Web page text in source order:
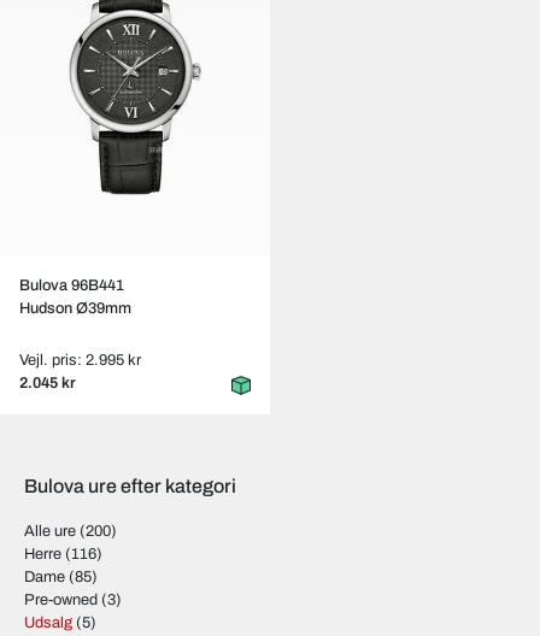
Bulova 96B441
Hudson Ø39mm
Vejl. pris: 2.995 kr
2.045 kr
Bulova ure efter kategori
Alle ure (200)
Herre (116)
Dame (85)
Pre-owned (3)
Udsalg (5)